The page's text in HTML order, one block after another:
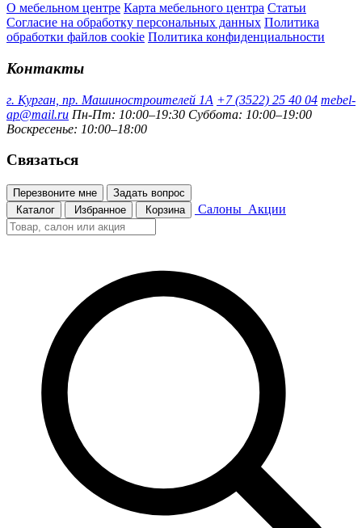
О мебельном центре Карта мебельного центра Статьи
Согласие на обработку персональных данных Политика
обработки файлов cookie Политика конфиденциальности
Контакты
г. Курган, пр. Машиностроителей 1А +7 (3522) 25 40 04 mebel-
ap@mail.ru Пн-Пт: 10:00–19:30 Суббота: 10:00–19:00
Воскресенье: 10:00–18:00
Связаться
Перезвоните мне
Задать вопрос
Каталог
Избранное Корзина Салоны Акции